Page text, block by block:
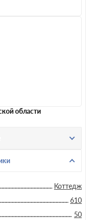
области
Коттедж
610
50